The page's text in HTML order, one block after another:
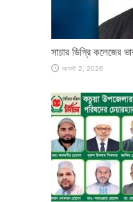
সাচার ডিগ্রি কলেজের
আগস্ট 2, 2026